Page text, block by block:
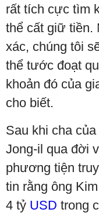
rất tích cực tìm
thể cất giữ tiền.
xác, chúng tôi
thể tước đoạt
khoản đó của
cho biết.
Sau khi cha
Jong-il qua đời
phương tiện
tin rằng ông
4 tỷ USD trong